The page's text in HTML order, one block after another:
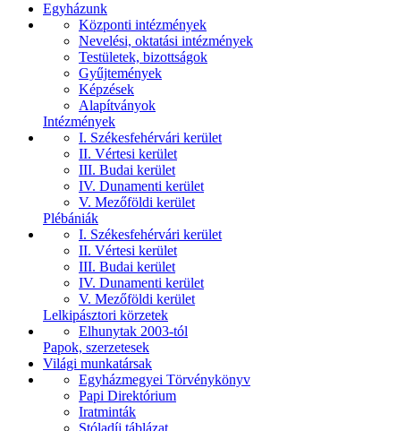
Egyházunk
Központi intézmények
Nevelési, oktatási intézmények
Testületek, bizottságok
Gyűjtemények
Képzések
Alapítványok
Intézmények
I. Székesfehérvári kerület
II. Vértesi kerület
III. Budai kerület
IV. Dunamenti kerület
V. Mezőföldi kerület
Plébániák
I. Székesfehérvári kerület
II. Vértesi kerület
III. Budai kerület
IV. Dunamenti kerület
V. Mezőföldi kerület
Lelkipásztori körzetek
Elhunytak 2003-tól
Papok, szerzetesek
Világi munkatársak
Egyházmegyei Törvénykönyv
Papi Direktórium
Iratminták
Stóladíj táblázat